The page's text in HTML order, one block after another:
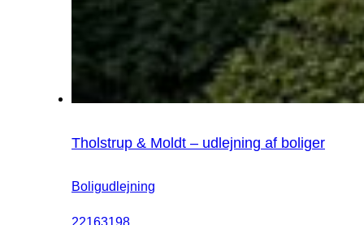
Tholstrup & Moldt – udlejning af boliger
Boligudlejning
22163198